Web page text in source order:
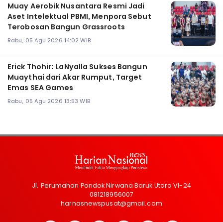
Muay Aerobik Nusantara Resmi Jadi
Aset Intelektual PBMI, Menpora Sebut
Terobosan Bangun Grassroots
Rabu, 05 Agu 2026 14:02 WIB
Erick Thohir: LaNyalla Sukses Bangun
Muaythai dari Akar Rumput, Target
Emas SEA Games
Rabu, 05 Agu 2026 13:53 WIB
Jl. Perumahan Pondok Nirwana Baruk Utara VI-24
081218956007
harnasnewspusat@gmail.com